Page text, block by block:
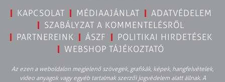
KAPCSOLAT MÉDIAAJÁNLAT
ADATVÉDELEM
SZABÁLYZAT A KOMMENTELÉSRŐL
PARTNEREINK
ÁSZF
POLITIKAI HIRDETÉSEK
WEBSHOP TÁJÉKOZTATÓ
Az ezen a weboldalon megjelenő szövegek, grafikák, képek, hangfelvételek,
video anyagok vagy egyéb tartalmak szerzői jogvédelem alatt állnak. A